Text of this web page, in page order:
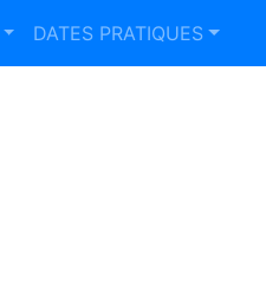
DATES PRATIQUES